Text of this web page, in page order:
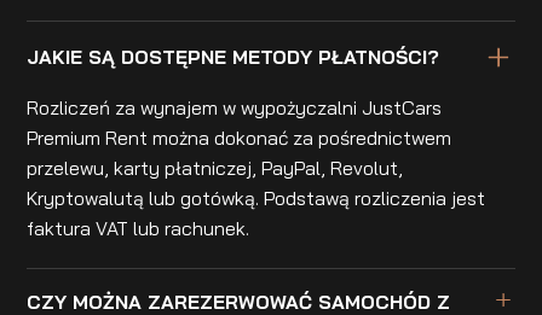
JAKIE SĄ DOSTĘPNE METODY PŁATNOŚCI?
Rozliczeń za wynajem w wypożyczalni JustCars
Premium Rent można dokonać za pośrednictwem
przelewu, karty płatniczej, PayPal, Revolut,
Kryptowalutą lub gotówką. Podstawą rozliczenia jest
faktura VAT lub rachunek.
CZY MOŻNA ZAREZERWOWAĆ SAMOCHÓD Z